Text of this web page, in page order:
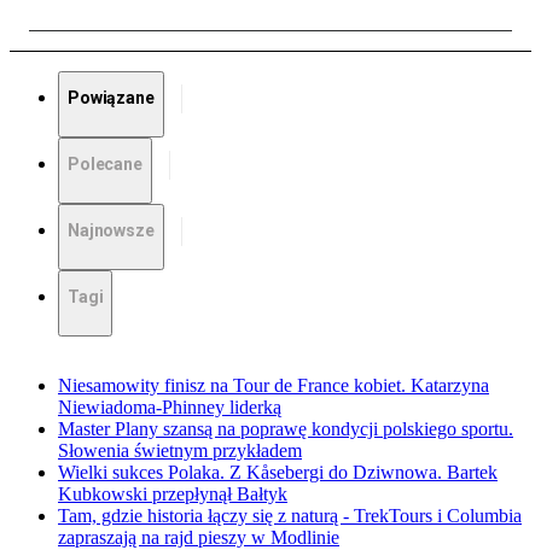
Powiązane
Polecane
Najnowsze
Tagi
Niesamowity finisz na Tour de France kobiet. Katarzyna
Niewiadoma-Phinney liderką
Master Plany szansą na poprawę kondycji polskiego sportu.
Słowenia świetnym przykładem
Wielki sukces Polaka. Z Kåsebergi do Dziwnowa. Bartek
Kubkowski przepłynął Bałtyk
Tam, gdzie historia łączy się z naturą - TrekTours i Columbia
zapraszają na rajd pieszy w Modlinie